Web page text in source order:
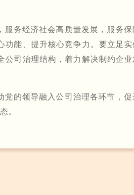
务经济社会高质量发展，服务
能、提升核心竞争力。要立足
司治理结构，着力解决制约企
的领导融入公司治理各环节，
。